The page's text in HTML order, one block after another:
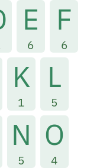
E
6
F
6
K
1
L
5
N
5
O
4